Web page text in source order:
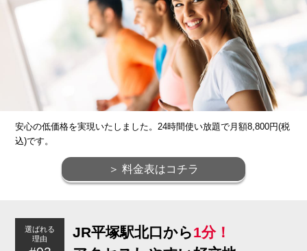
安心の低価格を実現いたしました。24時間使い放題で月額8,800円(税
込)です。
＞ 料金表はコチラ
選ばれる
理由
JR平塚駅北口から1分！